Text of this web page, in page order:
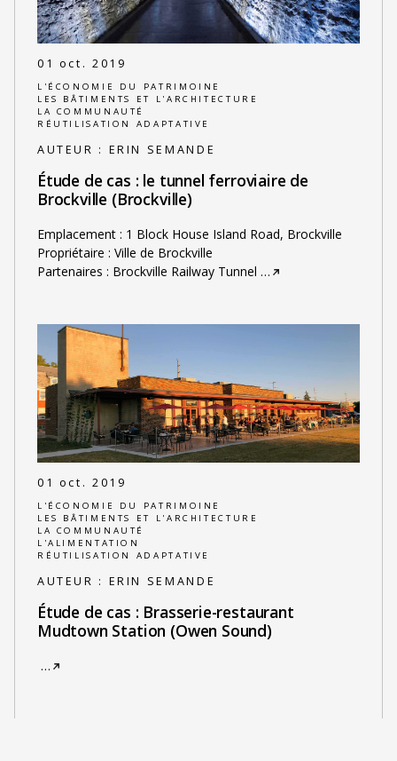
01 oct. 2019
L'ÉCONOMIE DU PATRIMOINE
LES BÂTIMENTS ET L'ARCHITECTURE
LA COMMUNAUTÉ
RÉUTILISATION ADAPTATIVE
AUTEUR : ERIN SEMANDE
Étude de cas : le tunnel ferroviaire de
Brockville (Brockville)
Emplacement : 1 Block House Island Road, Brockville
Propriétaire : Ville de Brockville
Partenaires : Brockville Railway Tunnel …
01 oct. 2019
L'ÉCONOMIE DU PATRIMOINE
LES BÂTIMENTS ET L'ARCHITECTURE
LA COMMUNAUTÉ
L'ALIMENTATION
RÉUTILISATION ADAPTATIVE
AUTEUR : ERIN SEMANDE
Étude de cas : Brasserie-restaurant
Mudtown Station (Owen Sound)
…